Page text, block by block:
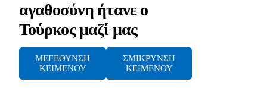
αγαθοσύνη ήτανε ο
Τούρκος μαζί μας
ΜΕΓΕΘΥΝΣΗ
ΚΕΙΜΕΝΟΥ
ΣΜΙΚΡΥΝΣΗ
ΚΕΙΜΕΝΟΥ